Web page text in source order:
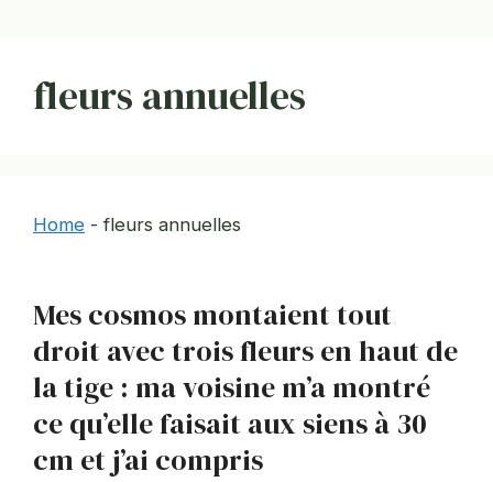
fleurs annuelles
Home -fleurs annuelles
Mes cosmos montaient tout
droit avec trois fleurs en haut de
la tige : ma voisine m’a montré
ce qu’elle faisait aux siens à 30
cm et j’ai compris